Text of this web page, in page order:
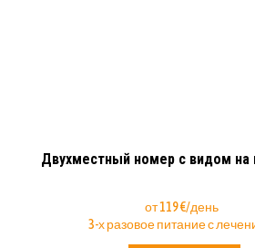
Двухместный номер с видом на
от 119 €/день
3-х разовое питание с